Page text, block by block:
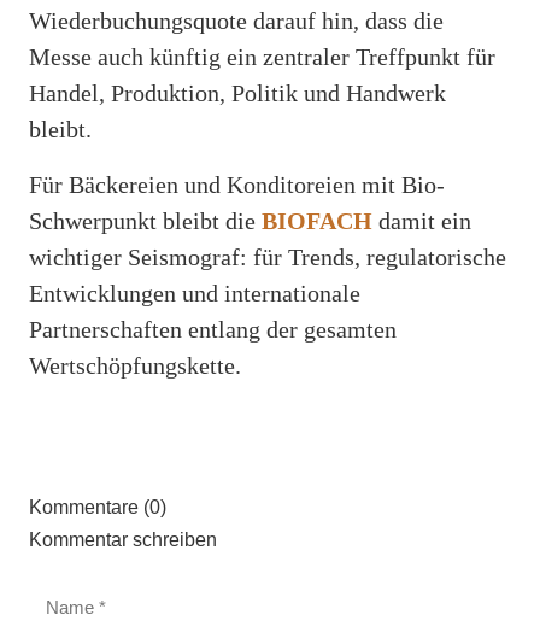
Wiederbuchungsquote darauf hin, dass die
Messe auch künftig ein zentraler Treffpunkt für
Handel, Produktion, Politik und Handwerk
bleibt.
Für Bäckereien und Konditoreien mit Bio-
Schwerpunkt bleibt die BIOFACH damit ein
wichtiger Seismograf: für Trends, regulatorische
Entwicklungen und internationale
Partnerschaften entlang der gesamten
Wertschöpfungskette.
Kommentare (0)
Kommentar schreiben